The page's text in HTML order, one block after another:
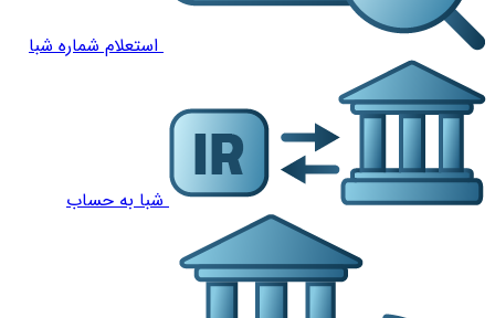
استعلام شماره شبا
شبا به حساب